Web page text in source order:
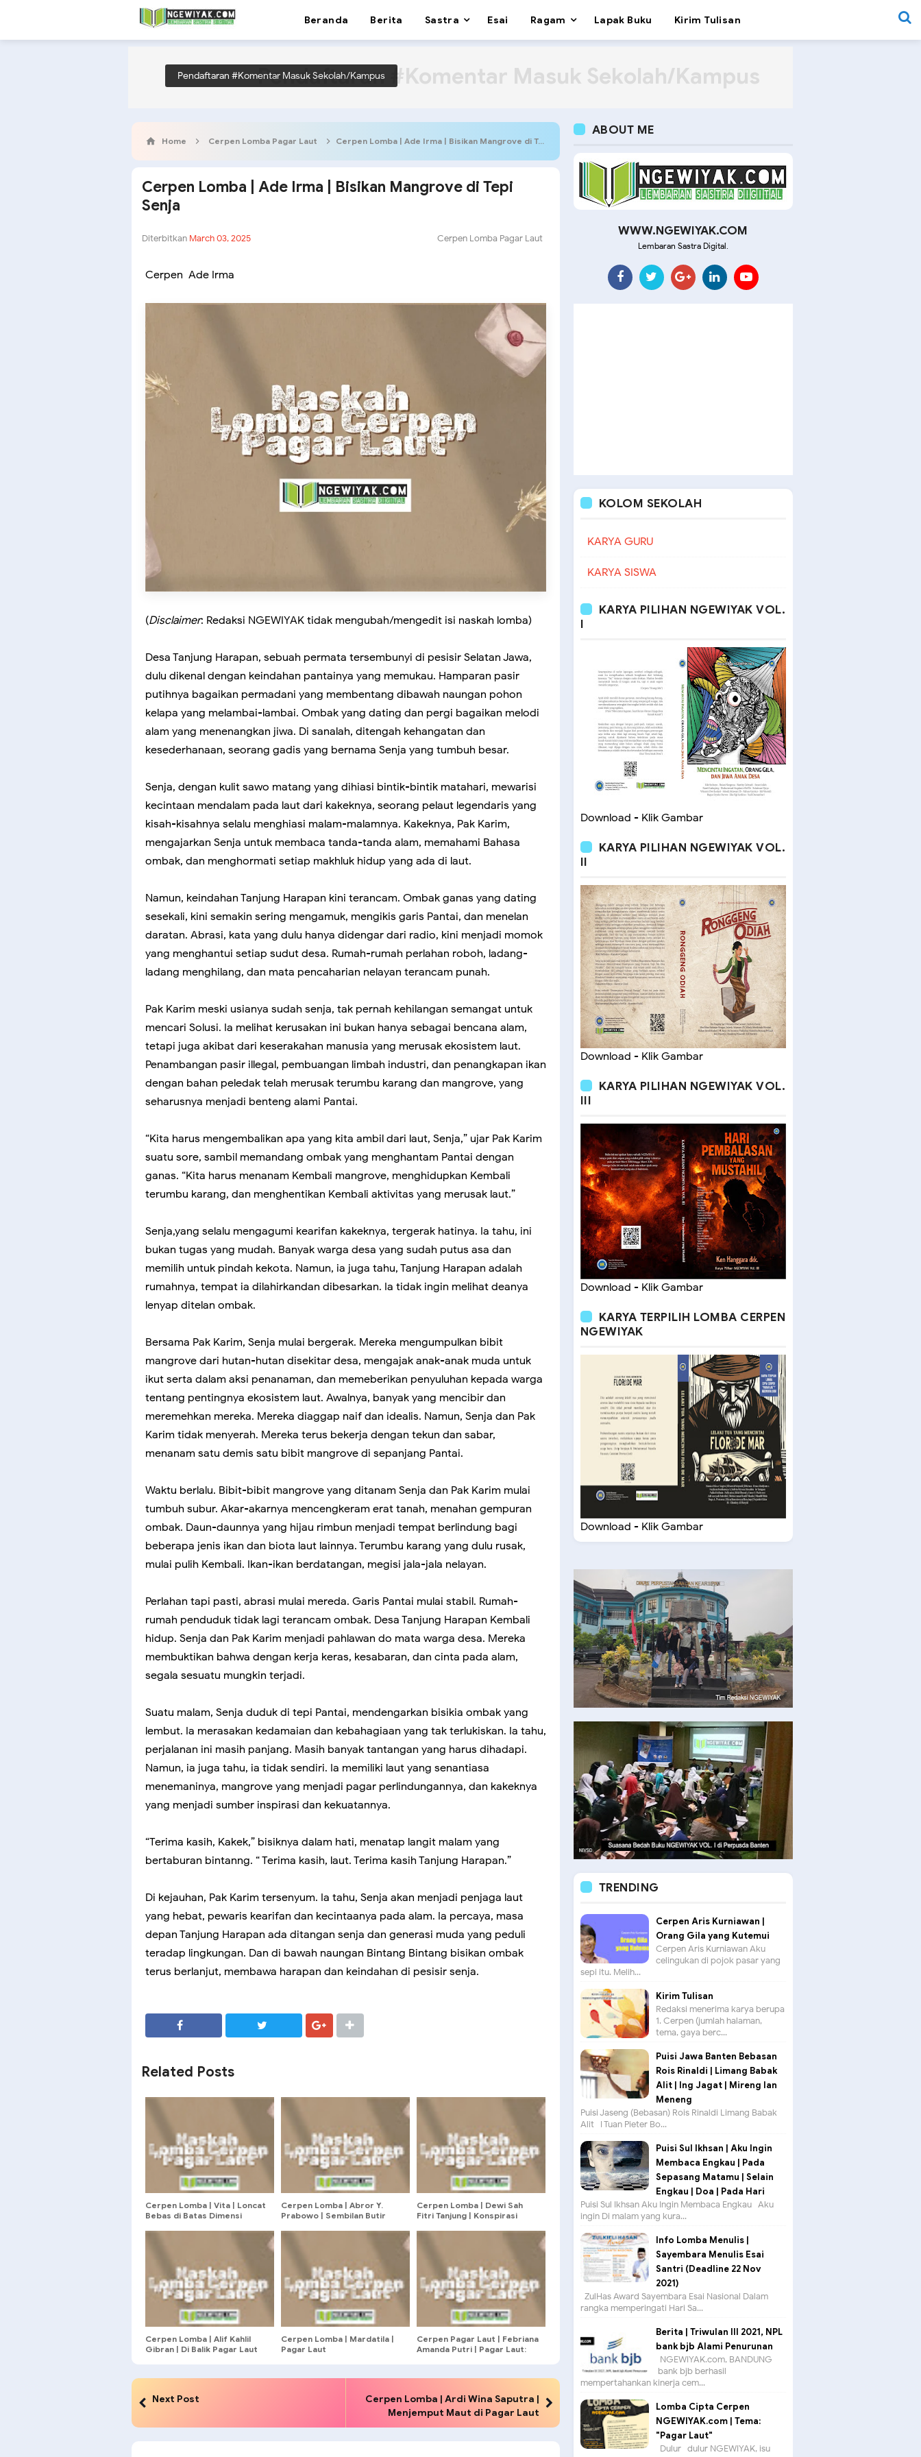
Beranda Berita Sastra Esai Ragam Lapak Buku Kirim Tulisan
Pendaftaran #Komentar Masuk Sekolah/Kampus
Pendaftaran #Komentar Masuk Sekolah/Kampus
Home Cerpen Lomba Pagar Laut Cerpen Lomba | Ade Irma | Bisikan Mangrove di Tepi Senja
Cerpen Lomba | Ade Irma | Bisikan Mangrove di Tepi
Senja
Diterbitkan March 03, 2025 Cerpen Lomba Pagar Laut
Cerpen Ade Irma
(Disclaimer: Redaksi NGEWIYAK tidak mengubah/mengedit isi naskah lomba)
Desa Tanjung Harapan, sebuah permata tersembunyi di pesisir Selatan Jawa,
dulu dikenal dengan keindahan pantainya yang memukau. Hamparan pasir
putihnya bagaikan permadani yang membentang dibawah naungan pohon
kelapa yang melambai-lambai. Ombak yang dating dan pergi bagaikan melodi
alam yang menenangkan jiwa. Di sanalah, ditengah kehangatan dan
kesederhanaan, seorang gadis yang bernama Senja yang tumbuh besar.
Senja, dengan kulit sawo matang yang dihiasi bintik-bintik matahari, mewarisi
kecintaan mendalam pada laut dari kakeknya, seorang pelaut legendaris yang
kisah-kisahnya selalu menghiasi malam-malamnya. Kakeknya, Pak Karim,
mengajarkan Senja untuk membaca tanda-tanda alam, memahami Bahasa
ombak, dan menghormati setiap makhluk hidup yang ada di laut.
Namun, keindahan Tanjung Harapan kini terancam. Ombak ganas yang dating
sesekali, kini semakin sering mengamuk, mengikis garis Pantai, dan menelan
daratan. Abrasi, kata yang dulu hanya didengar dari radio, kini menjadi momok
yang menghantui setiap sudut desa. Rumah-rumah perlahan roboh, ladang-
ladang menghilang, dan mata pencaharian nelayan terancam punah.
Pak Karim meski usianya sudah senja, tak pernah kehilangan semangat untuk
mencari Solusi. Ia melihat kerusakan ini bukan hanya sebagai bencana alam,
tetapi juga akibat dari keserakahan manusia yang merusak ekosistem laut.
Penambangan pasir illegal, pembuangan limbah industri, dan penangkapan ikan
dengan bahan peledak telah merusak terumbu karang dan mangrove, yang
seharusnya menjadi benteng alami Pantai.
“Kita harus mengembalikan apa yang kita ambil dari laut, Senja,” ujar Pak Karim
suatu sore, sambil memandang ombak yang menghantam Pantai dengan
ganas. “Kita harus menanam Kembali mangrove, menghidupkan Kembali
terumbu karang, dan menghentikan Kembali aktivitas yang merusak laut.”
Senja,yang selalu mengagumi kearifan kakeknya, tergerak hatinya. Ia tahu, ini
bukan tugas yang mudah. Banyak warga desa yang sudah putus asa dan
memilih untuk pindah kekota. Namun, ia juga tahu, Tanjung Harapan adalah
rumahnya, tempat ia dilahirkandan dibesarkan. Ia tidak ingin melihat deanya
lenyap ditelan ombak.
Bersama Pak Karim, Senja mulai bergerak. Mereka mengumpulkan bibit
mangrove dari hutan-hutan disekitar desa, mengajak anak-anak muda untuk
ikut serta dalam aksi penanaman, dan memeberikan penyuluhan kepada warga
tentang pentingnya ekosistem laut. Awalnya, banyak yang mencibir dan
meremehkan mereka. Mereka diaggap naif dan idealis. Namun, Senja dan Pak
Karim tidak menyerah. Mereka terus bekerja dengan tekun dan sabar,
menanam satu demis satu bibit mangrove di sepanjang Pantai.
Waktu berlalu. Bibit-bibit mangrove yang ditanam Senja dan Pak Karim mulai
tumbuh subur. Akar-akarnya mencengkeram erat tanah, menahan gempuran
ombak. Daun-daunnya yang hijau rimbun menjadi tempat berlindung bagi
beberapa jenis ikan dan biota laut lainnya. Terumbu karang yang dulu rusak,
mulai pulih Kembali. Ikan-ikan berdatangan, megisi jala-jala nelayan.
Perlahan tapi pasti, abrasi mulai mereda. Garis Pantai mulai stabil. Rumah-
rumah penduduk tidak lagi terancam ombak. Desa Tanjung Harapan Kembali
hidup. Senja dan Pak Karim menjadi pahlawan do mata warga desa. Mereka
membuktikan bahwa dengan kerja keras, kesabaran, dan cinta pada alam,
segala sesuatu mungkin terjadi.
Suatu malam, Senja duduk di tepi Pantai, mendengarkan bisikia ombak yang
lembut. Ia merasakan kedamaian dan kebahagiaan yang tak terlukiskan. Ia tahu,
perjalanan ini masih panjang. Masih banyak tantangan yang harus dihadapi.
Namun, ia juga tahu, ia tidak sendiri. Ia memiliki laut yang senantiasa
menemaninya, mangrove yang menjadi pagar perlindungannya, dan kakeknya
yang menjadi sumber inspirasi dan kekuatannya.
“Terima kasih, Kakek,” bisiknya dalam hati, menatap langit malam yang
bertaburan bintanng. “ Terima kasih, laut. Terima kasih Tanjung Harapan.”
Di kejauhan, Pak Karim tersenyum. Ia tahu, Senja akan menjadi penjaga laut
yang hebat, pewaris kearifan dan kecintaanya pada alam. Ia percaya, masa
depan Tanjung Harapan ada ditangan senja dan generasi muda yang peduli
teradap lingkungan. Dan di bawah naungan Bintang Bintang bisikan ombak
terus berlanjut, membawa harapan dan keindahan di pesisir senja.
Related Posts
Cerpen Lomba | Vita | Loncat
Bebas di Batas Dimensi
Cerpen Lomba | Abror Y.
Prabowo | Sembilan Butir
Cerpen Lomba | Dewi Sah
Fitri Tanjung | Konspirasi
Cerpen Lomba | Alif Kahlil
Gibran | Di Balik Pagar Laut
Cerpen Lomba | Mardatila |
Pagar Laut
Cerpen Pagar Laut | Febriana
Amanda Putri | Pagar Laut:
Next Post
Cerpen Lomba | Ardi Wina Saputra |
Menjemput Maut di Pagar Laut
ABOUT ME
WWW.NGEWIYAK.COM
Lembaran Sastra Digital.
KOLOM SEKOLAH
KARYA GURU
KARYA SISWA
KARYA PILIHAN NGEWIYAK VOL.
I
Download - Klik Gambar
KARYA PILIHAN NGEWIYAK VOL.
II
Download - Klik Gambar
KARYA PILIHAN NGEWIYAK VOL.
III
Download - Klik Gambar
KARYA TERPILIH LOMBA CERPEN
NGEWIYAK
Download - Klik Gambar
TRENDING
Cerpen Aris Kurniawan |
Orang Gila yang Kutemui
Cerpen Aris Kurniawan Aku
celingukan di pojok pasar yang
sepi itu. Melih...
Kirim Tulisan
Redaksi menerima karya berupa
1. Cerpen (jumlah halaman,
tema, gaya berc...
Puisi Jawa Banten Bebasan
Rois Rinaldi | Limang Babak
Alit | Ing Jagat | Mireng lan
Meneng
Puisi Jaseng (Bebasan) Rois Rinaldi Limang Babak
Alit I Tuan Pieter Bo...
Puisi Sul Ikhsan | Aku Ingin
Membaca Engkau | Pada
Sepasang Matamu | Selain
Engkau | Doa | Pada Hari
Puisi Sul Ikhsan Aku Ingin Membaca Engkau Aku
ingin Di malam yang kura...
Info Lomba Menulis |
Sayembara Menulis Esai
Santri (Deadline 22 Nov
2021)
ZulHas Award Sayembara Esai Nasional Dalam
rangka memperingati Hari Sa...
Berita | Triwulan III 2021, NPL
bank bjb Alami Penurunan
NGEWIYAK.com, BANDUNG —
bank bjb berhasil
mempertahankan kinerja cem...
Lomba Cipta Cerpen
NGEWIYAK.com | Tema:
"Pagar Laut"
Dulur- dulur NGEWIYAK, isu